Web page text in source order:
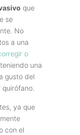
que
se
No
a una
o
una
gusto del
quirófano.
ya que
con el